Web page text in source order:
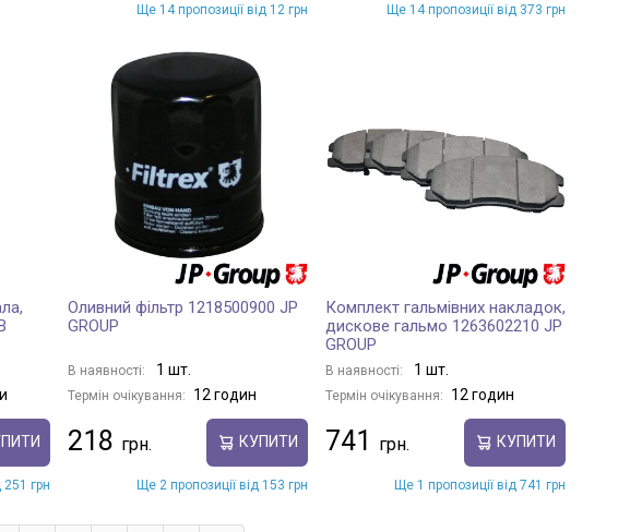
Ще 14 пропозиції від 12 грн Ще 14 пропозиції від 373 грн
251 грн
Оливний фільтр 1218500900 JP
GROUP
В наявності: 1 шт.
Термін очікування: 12 годин
218 КУПИТИ
Ще 2 пропозиції від 153 грн
Комплект гальмівних накладок,
дискове гальмо 1263602210 JP
GROUP
В наявності: 1 шт.
Термін очікування: 12 годин
741 КУПИТИ
Ще 1 пропозиції від 741 грн